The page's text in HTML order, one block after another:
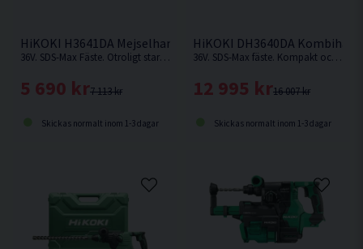
HiKOKI H3641DA Mejselhammare 36V
36V. SDS-Max Fäste. Otroligt stark batteridriven mejselhammare från HiKOKI som kan jämnföras med en nätdriven. Levererar hela 10,0 Joule. Levereras utan batteri & laddare.
7 113 kr
5 690 kr
Skickas normalt inom 1-3 dagar
HiKOKI DH3640DA
36V. SDS-Max fäste. Kompakt och kraftfull med hög avverkning och snabb borrsjunkhastighet.
16 007 kr
12 995 kr
Skickas normalt inom 1-3 dagar